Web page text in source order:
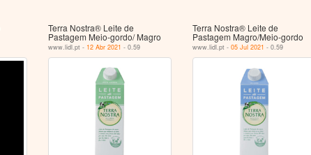
Terra Nostra® Leite de
Pastagem Meio-gordo/ Magro
www.lidl.pt - 12 Abr 2021 - 0.59
Terra Nostra® Leite de
Pastagem Magro/Meio-gordo
www.lidl.pt - 05 Jul 2021 - 0.59